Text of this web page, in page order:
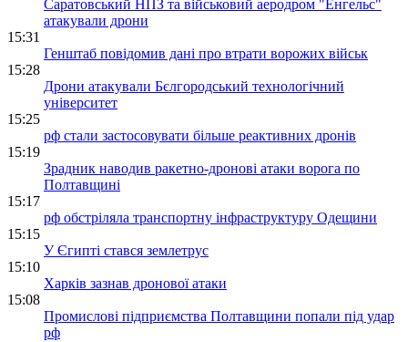
Саратовський НПЗ та військовий аеродром "Енгельс"
атакували дрони
15:31
Генштаб повідомив дані про втрати ворожих військ
15:28
Дрони атакували Бєлгородський технологічний
університет
15:25
рф стали застосовувати більше реактивних дронів
15:19
Зрадник наводив ракетно-дронові атаки ворога по
Полтавщині
15:17
рф обстріляла транспортну інфраструктуру Одещини
15:15
У Єгипті стався землетрус
15:10
Харків зазнав дронової атаки
15:08
Промислові підприємства Полтавщини попали під удар
рф